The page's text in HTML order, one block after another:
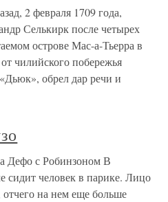
2 февраля 1709 года,
Селькирк после четырех
острове Мас-а-Тьерра в
чилийского побережья
обрел дар речи и
Дефо с Робинзоном В
сидит человек в парике. Лицо
на нем еще больше